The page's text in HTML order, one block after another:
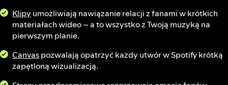
Klipy umożliwiają nawiązanie relacji z fanami w krótkich
materiałach wideo – a to wszystko z Twoją muzyką na
pierwszym planie.
Canvaspozwalają opatrzyć każdy utwór w Spotify krótką
zapętloną wizualizacją.